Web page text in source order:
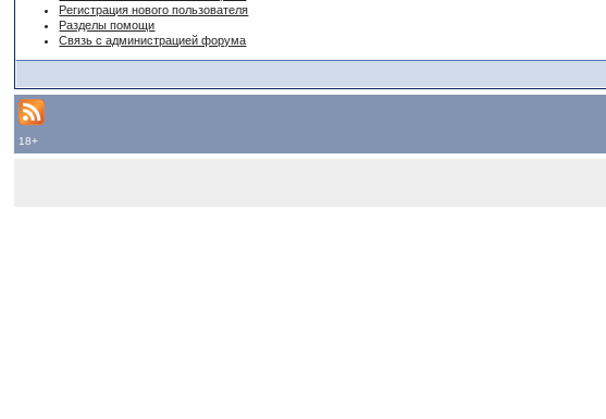
Регистрация нового пользователя
Разделы помощи
Связь с администрацией форума
18+